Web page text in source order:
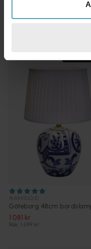
Kurage 43cm bordslampa
1 280 kr
Göteborg 48cm
1 081 kr
Rek. 1 699 kr